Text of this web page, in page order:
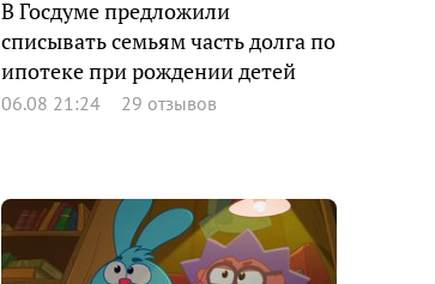
В Госдуме предложили
списывать семьям часть долга по
ипотеке при рождении детей
06.08 21:24 29 отзывов